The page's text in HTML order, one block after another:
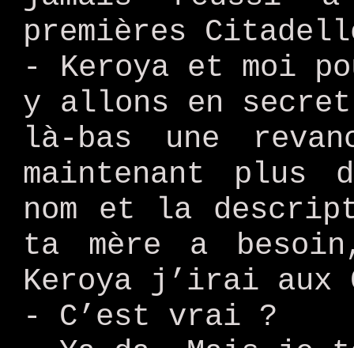
premières
- Keroya et moi
y allons en
là-bas une
maintenant plus
nom et la
ta mère a
Keroya j’irai aux
- C’est vrai ?